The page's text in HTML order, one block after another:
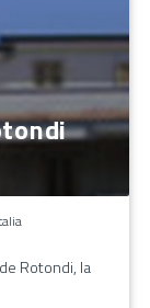
Rotondi, la